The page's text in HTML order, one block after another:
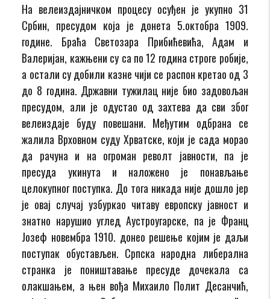
На велеиздајничком процесу осуђен је укупно 31
Србин, пресудом која је донета 5.октобра 1909.
године. Браћа Светозара Прибићевића, Адам и
Валеријан, кажњени су са по 12 година строге робије,
а остали су добили казне чији се распон кретао од 3
до 8 година. Државни тужилац није био задовољан
пресудом, али је одустао од захтева да сви због
велеиздаје буду повешани. Међутим одбрана се
жалила Врховном суду Хрватске, који је сада морао
да рачуна и на огроман револт јавности, па је
пресуда укинута и наложено је понављање
целокупног поступка. До тога никада није дошло јер
је овај случај узбуркао читаву европску јавност и
знатно нарушио углед Аустроугарске, па је Франц
Јозеф новембра 1910. донео решење којим је даљи
поступак обустављен. Српска народна либерална
странка је поништавање пресуде дочекала са
олакшањем, а њен вођа Михаило Полит Десанчић,